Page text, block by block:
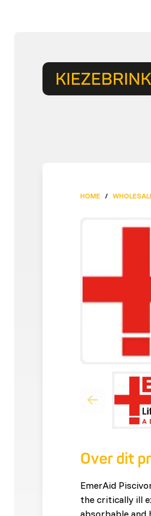
HOME /
Over dit
EmerAid
the critically ill